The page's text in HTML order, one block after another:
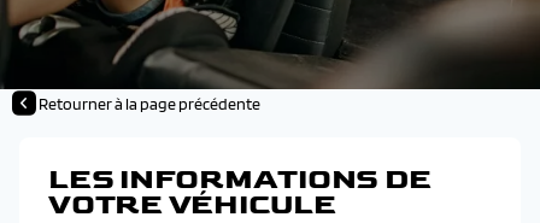
Retourner à la page précédente
LES INFORMATIONS DE
VOTRE VÉHICULE